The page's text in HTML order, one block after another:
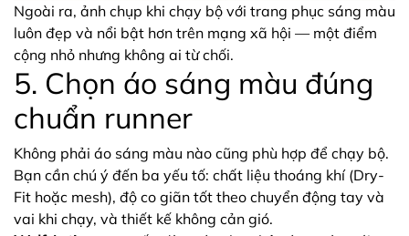
Ngoài ra, ảnh chụp khi chạy bộ với trang phục sáng màu
luôn đẹp và nổi bật hơn trên mạng xã hội — một điểm
cộng nhỏ nhưng không ai từ chối.
5. Chọn áo sáng màu đúng
chuẩn runner
Không phải áo sáng màu nào cũng phù hợp để chạy bộ.
Bạn cần chú ý đến ba yếu tố: chất liệu thoáng khí (Dry-
Fit hoặc mesh), độ co giãn tốt theo chuyển động tay và
vai khi chạy, và thiết kế không cản gió.